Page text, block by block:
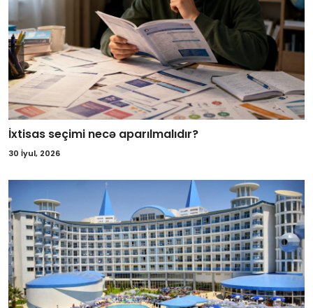
İxtisas seçimi necə aparılmalıdır?
30 İyul, 2026